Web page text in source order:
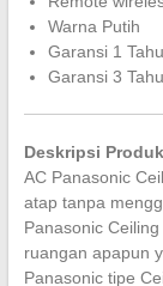
Warna Putih
Garansi 1
Garansi 3
Deskripsi Produk
AC Panasonic
atap tanpa
Panasonic
ruangan apapun
Panasonic tipe